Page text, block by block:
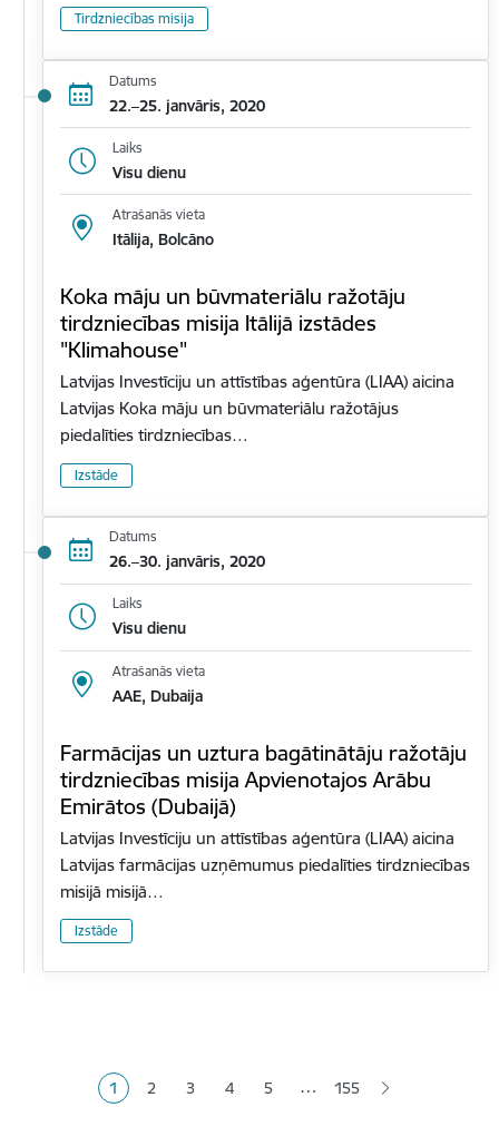
Tirdzniecības misija
Datums
22.–25. janvāris, 2020
Laiks
Visu dienu
Atrašanās vieta
Itālija, Bolcāno
Koka māju un būvmateriālu ražotāju
tirdzniecības misija Itālijā izstādes
"Klimahouse"
Latvijas Investīciju un attīstības aģentūra (LIAA) aicina
Latvijas Koka māju un būvmateriālu ražotājus
piedalīties tirdzniecības…
Izstāde
Datums
26.–30. janvāris, 2020
Laiks
Visu dienu
Atrašanās vieta
AAE, Dubaija
Farmācijas un uztura bagātinātāju ražotāju
tirdzniecības misija Apvienotajos Arābu
Emirātos (Dubaijā)
Latvijas Investīciju un attīstības aģentūra (LIAA) aicina
Latvijas farmācijas uzņēmumus piedalīties tirdzniecības
misijā misijā…
Izstāde
Pašreizējā lapa
1 Lapa
2 Lapa
3 Lapa
4 Lapa
5 … 155